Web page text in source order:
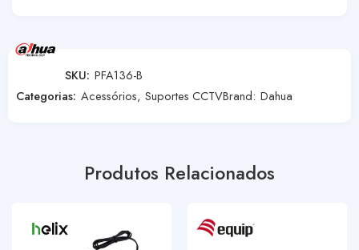
SKU: PFA136-B
Categorias: Acessórios, Suportes CCTVBrand: Dahua
Produtos Relacionados